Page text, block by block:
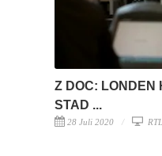
Z DOC: LONDEN
STAD ...
28 Juli 2020